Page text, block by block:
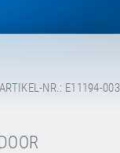
ARTIKEL-NR.: E11194-003